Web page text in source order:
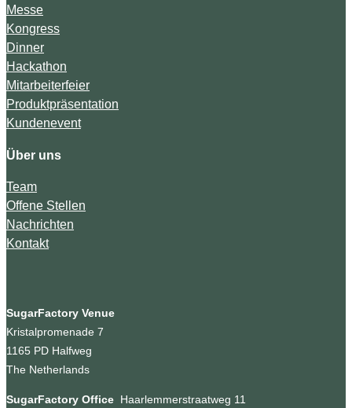
Messe
Kongress
Dinner
Hackathon
Mitarbeiterfeier
Produktpräsentation
Kundenevent
Über uns
Team
Offene Stellen
Nachrichten
Kontakt
SugarFactory Venue
Kristalpromenade 7
1165 PD Halfweg
The Netherlands
SugarFactory Office Haarlemmerstraatweg 11